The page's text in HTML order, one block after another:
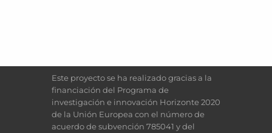
Este proyecto se ha realizado gracias a la
financiación del Programa de
investigación e innovación Horizonte 2020
de la Unión Europea con el número de
acuerdo de subvención 785041 y del